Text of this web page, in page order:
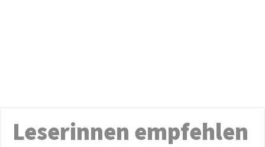
Leserinnen empfehlen